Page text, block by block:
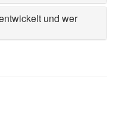
und wer